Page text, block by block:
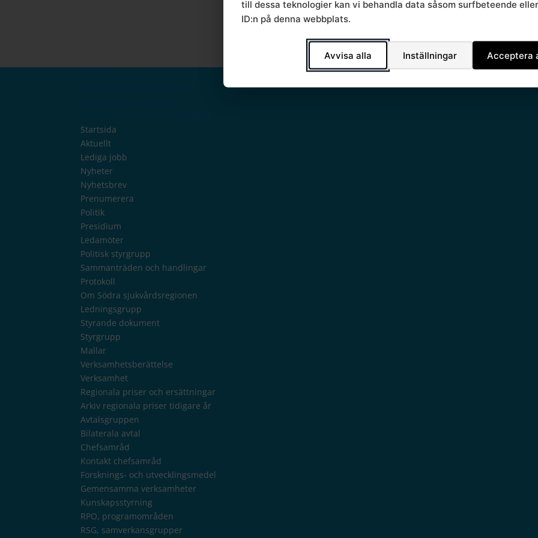
Startsida
Aktuellt
Lediga jobb
Nyheter
Nyhetsbrev
Prenumerera
Politik
Presidium
Ledamöter
Politisk styrgrupp
Sammanträden och handlingar
Protokoll
Om Södra sjukvårdsregionen
Ledningsgrupp
Styrande dokument
Styrgrupp
Mallar
Verksamhetsberättelse
Verksamhet
Regionala priser och ersättningar
Arkiv regionala priser tidigare år
Avtalsgruppen
Bilaterala avtal
Chefsamråd
Kontakt chefsamråd
Forsknings- och utvecklingsmedel
Gemensamma verksamheter
Kunskapsstyrning
RPO, programområden
RSG, samverkansgrupper
till dessa teknologier kan vi behandla data såsom surfbeteende
ID:n på denna webbplats.
Avvisa alla Inställningar Acceptera